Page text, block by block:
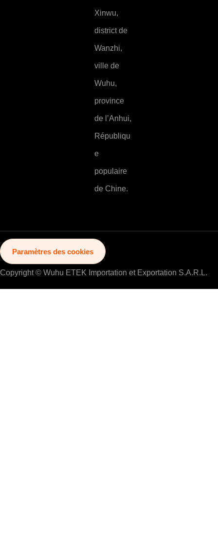
Xinwu,
district de
Wanzhi,
ville de
Wuhu,
province
de l’Anhui,
Républiqu
e
populaire
de Chine.
Paramètres des cookies
Copyright © Wuhu ETEK Importation et Exportation S.A.R.L.